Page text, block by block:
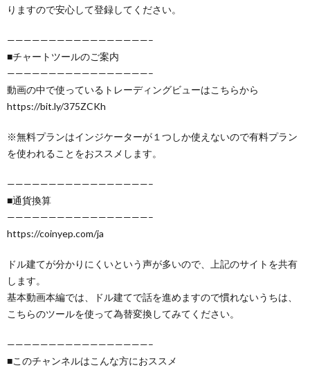
りますので安心して登録してください。
—————————————————–
■チャートツールのご案内
—————————————————–
動画の中で使っているトレーディングビューはこちらから
https://bit.ly/375ZCKh
※無料プランはインジケーターが１つしか使えないので有料プラン
を使われることをおススメします。
—————————————————–
■通貨換算
—————————————————–
https://coinyep.com/ja
ドル建てが分かりにくいという声が多いので、上記のサイトを共有
します。
基本動画本編では、ドル建てで話を進めますので慣れないうちは、
こちらのツールを使って為替変換してみてください。
—————————————————–
■このチャンネルはこんな方におススメ